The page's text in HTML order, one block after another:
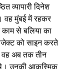
व्यापारी दिनेश
मुंबई में रहकर
से बलिया का
को साइन करते
वह अब तक तीन
थे। उनकी आकस्मिक